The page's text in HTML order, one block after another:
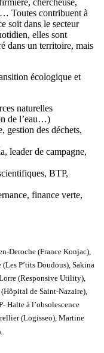
Toutes contribuent à
soit dans le secteur
elles sont
dans un territoire, mais
écologique et
naturelles
de l’eau…)
gestion des déchets,
leader de campagne,
BTP,
finance verte,
Deroche (France Konjac),
P’tits Doudous), Sakina
(Responsive Utility),
de Saint-Nazaire),
Halte à l’obsolescence
(Logisseo), Martine